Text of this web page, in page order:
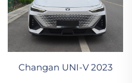
Changan UNI-V 2023